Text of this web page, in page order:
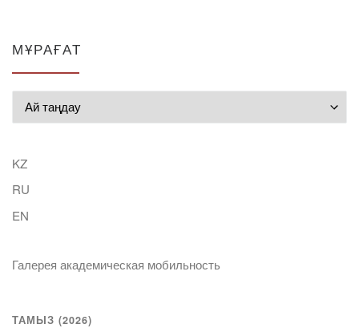
МҰРАҒАТ
KZ
RU
EN
Галерея академическая мобильность
ТАМЫЗ (2026)